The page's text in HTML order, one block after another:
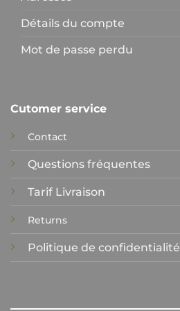
Détails du compte
Mot de passe perdu
Cutomer service
Contact
Questions fréquentes
Tarif Livraison
Returns
Politique de confidentialité